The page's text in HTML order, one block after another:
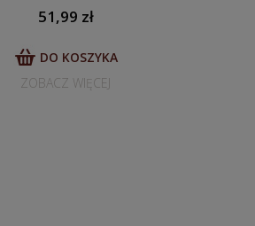
51,99 zł
DO KOSZYKA
ZOBACZ WIĘCEJ